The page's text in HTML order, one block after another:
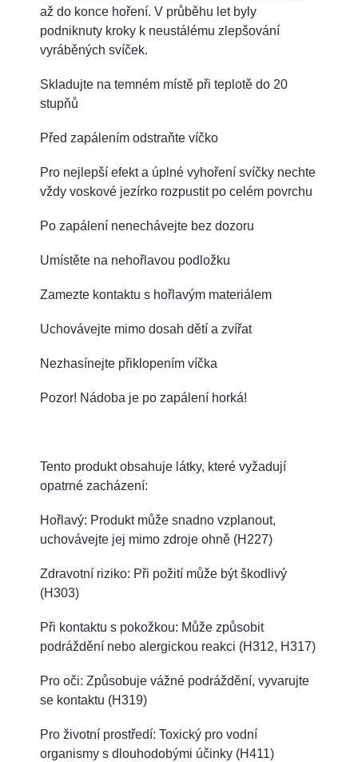
až do konce hoření. V průběhu let byly
podniknuty kroky k neustálému zlepšování
vyráběných svíček.
Skladujte na temném místě při teplotě do 20
stupňů
Před zapálením odstraňte víčko
Pro nejlepší efekt a úplné vyhoření svíčky nechte
vždy voskové jezírko rozpustit po celém povrchu
Po zapálení nenechávejte bez dozoru
Umístěte na nehořlavou podložku
Zamezte kontaktu s hořlavým materiálem
Uchovávejte mimo dosah dětí a zvířat
Nezhasínejte přiklopením víčka
Pozor! Nádoba je po zapálení horká!
Tento produkt obsahuje látky, které vyžadují
opatrné zacházení:
Hořlavý: Produkt může snadno vzplanout,
uchovávejte jej mimo zdroje ohně (H227)
Zdravotní riziko: Při požití může být škodlivý
(H303)
Při kontaktu s pokožkou: Může způsobit
podráždění nebo alergickou reakci (H312, H317)
Pro oči: Způsobuje vážné podráždění, vyvarujte
se kontaktu (H319)
Pro životní prostředí: Toxický pro vodní
organismy s dlouhodobými účinky (H411)